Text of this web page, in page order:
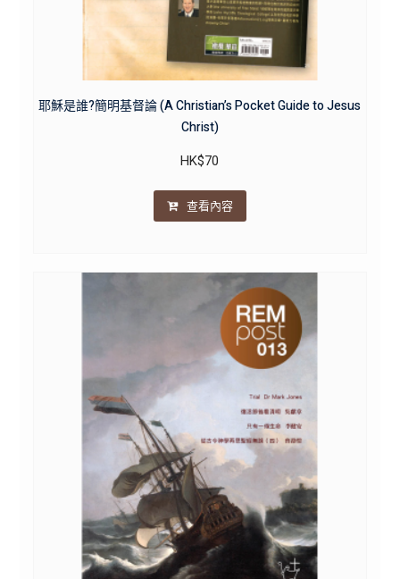
耶穌是誰?簡明基督論 (A Christian’s Pocket Guide to Jesus
Christ)
HK$70
查看內容